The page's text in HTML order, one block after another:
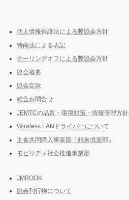
個人情報保護法による弊協会方針
特商法による表記
クーリングオフによる弊協会方針
協会概要
協会定款
総合お問合せ
JEMTCの品質・環境対策・情報管理方針
Wireless LANドライバーについて
主食共同購入事業部「精米倶楽部」
モビリティ社会推進事業部
JMBOOK
協会刊行物について